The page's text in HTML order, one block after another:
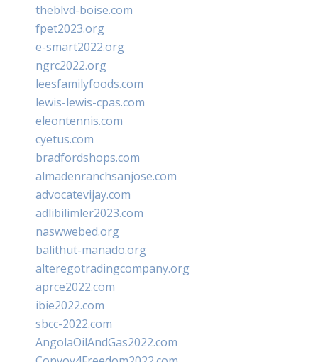
theblvd-boise.com
fpet2023.org
e-smart2022.org
ngrc2022.org
leesfamilyfoods.com
lewis-lewis-cpas.com
eleontennis.com
cyetus.com
bradfordshops.com
almadenranchsanjose.com
advocatevijay.com
adlibilimler2023.com
naswwebed.org
balithut-manado.org
alteregotradingcompany.org
aprce2022.com
ibie2022.com
sbcc-2022.com
AngolaOilAndGas2022.com